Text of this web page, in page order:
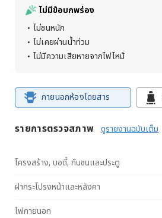
ไม่มีข้อบกพร่อง
ไม่ชนหนัก
ไม่เคยผ่านน้ำท่วม
ไม่มีความเสียหายจากไฟไหม้
ภายนอกห้องโดยสาร
รายการตรวจสภาพ ดูรายงานฉบับเต็ม
โครงสร้าง, บอดี้, กันชนและประตู
ฝากระโปรงหน้าและหลังคา
ไฟภายนอก